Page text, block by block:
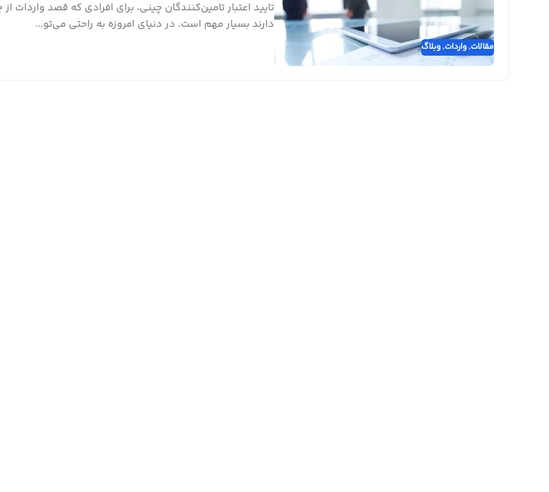
مقالات,واردات,وبلاگ
تایید اعتبار تامین‌کنندگان چینی، برای افرادی که قصد واردات از
دارند بسیار مهم است. در دنیای امروزه به راحتی می‌تو...